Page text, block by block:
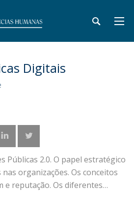
Digitais
Públicas 2.0. O papel estratégico
nas organizações. Os conceitos
e reputação. Os diferentes